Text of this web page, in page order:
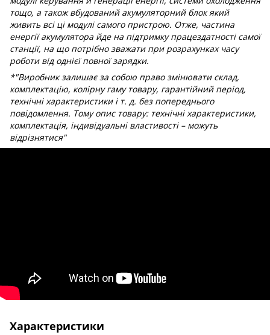
тощо, а також вбудований акумуляторний блок який
живить всі ці модулі самого пристрою. Отже, частина
енергії акумулятора йде на підтримку працездатності самої
станції, на що потрібно зважати при розрахунках часу
роботи від однієї повної зарядки.
*"Виробник залишає за собою право змінювати склад,
комплектацію, колірну гаму товару, гарантійний період,
технічні характеристики і т. д. без попереднього
повідомлення. Тому опис товару: технічні характеристики,
комплектація, індивідуальні властивості – можуть
відрізнятися"
Характеристики